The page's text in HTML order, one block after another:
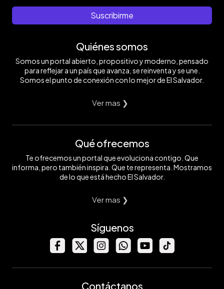
Suscribirme
Quiénes somos
Somos un portal abierto, propositivo y moderno, pensado
para reflejar a un país que avanza, se reinventa y se une.
Somos el punto de conexión con lo mejor de El Salvador.
Ver mas ❯
Qué ofrecemos
Te ofrecemos un portal que evoluciona contigo. Que
informa, pero también inspira. Que te representa. Mostramos
de lo que está hecho El Salvador.
Ver mas ❯
Síguenos
Contáctanos